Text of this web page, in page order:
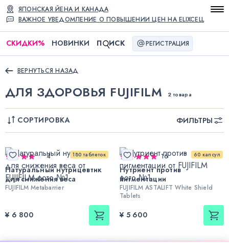
ВАЖНОЕ УВЕДОМЛЕНИЕ О ПОВЫШЕНИИ ЦЕН НА ELIXCELL
ЯПОНСКАЯ ЙЕНА И КАНАДА
СКИДКИ% НОВИНКИ П ИСК РЕГИСТРАЦИЯ
ВЕРНУТЬСЯ НАЗАД
ДЛЯ ЗДОРОВЬЯ FUJIFILM 2 товара
СОРТИРОВКА ФИЛЬТРЫ
180 таблеток
4
Натуральный нутрицевтик
для снижения веса
FUJIFILM Metabarrier
¥ 6 800
60 капсул
16
Нутриент против
пигментации
FUJIFILM ASTALIFT White Shield
Tablets
¥ 5 600